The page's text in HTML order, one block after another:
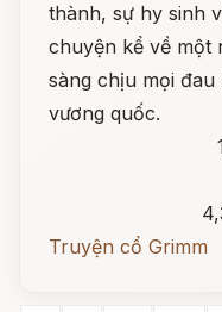
thành, sự hy sinh
chuyện kể về một
sàng chịu mọi
vương quốc.
Truyện cổ Grimm